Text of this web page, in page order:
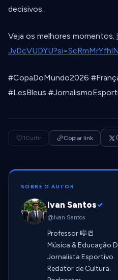
decisivos.
Veja os melhores momentos.
#CopaDoMundo2026
#LesBleus
1Curtir Copiar link
SOBRE O AUTOR
Ivan Santos✓
@Ivan Santos
Professor 🎼📒
Música & Educação
Jornalista Esportivo.
Redator de Cultura.